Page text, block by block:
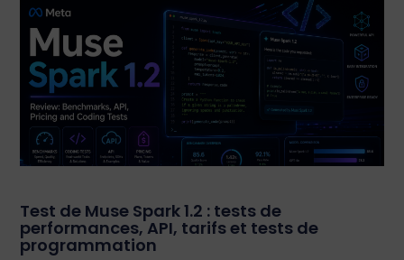
Test de Muse Spark 1.2 : tests de
performances, API, tarifs et tests de
programmation